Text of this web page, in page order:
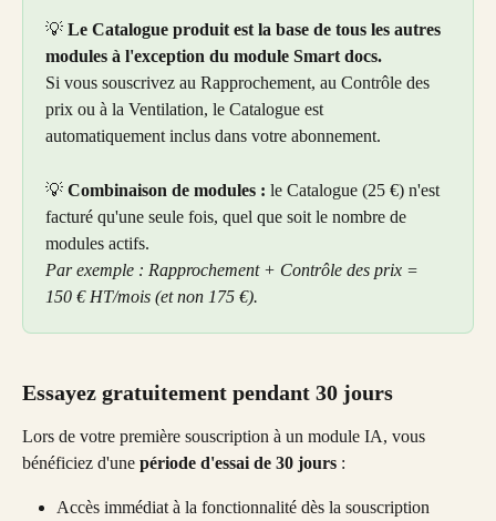
💡 Le Catalogue produit est la base de tous les autres
modules à l'exception du module Smart docs.
Si vous souscrivez au Rapprochement, au Contrôle des
prix ou à la Ventilation, le Catalogue est
automatiquement inclus dans votre abonnement.
💡 Combinaison de modules : le Catalogue (25 €) n'est
facturé qu'une seule fois, quel que soit le nombre de
modules actifs.
Par exemple : Rapprochement + Contrôle des prix =
150 € HT/mois (et non 175 €).
Essayez gratuitement pendant 30 jours
Lors de votre première souscription à un module IA, vous
bénéficiez d'une période d'essai de 30 jours :
Accès immédiat à la fonctionnalité dès la souscription